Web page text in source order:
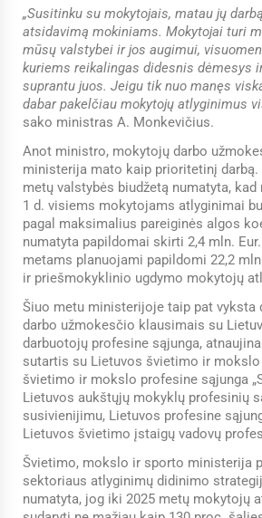
„Susitinku su mokytojais, matau jų
atsidavimą mokiniams. Mokytojai turi
mūsų valstybei ir jos augimui,
kuriems reikalingas didesnis dėmesys
suprantu juos. Jeigu tik nuo manęs
dabar pakelčiau mokytojų atlyginimus
sako ministras A. Monkevičius.
Anot ministro, mokytojų darbo
ministerija mato kaip prioritetinį
metų valstybės biudžetą numatyta,
1 d. visiems mokytojams atlyginimai
pagal maksimalius pareiginės algos
numatyta papildomai skirti 2,4 mln.
metams planuojami papildomi 22,2
ir priešmokyklinio ugdymo mokytojų
Šiuo metu ministerijoje taip pat vyksta
darbo užmokesčio klausimais su
darbuotojų profesine sąjunga,
sutartis su Lietuvos švietimo ir
švietimo ir mokslo profesine sąjunga
Lietuvos aukštųjų mokyklų profesinių
susivienijimu, Lietuvos profesine
Lietuvos švietimo įstaigų vadovų
Švietimo, mokslo ir sporto ministerija
sektoriaus atlyginimų didinimo
numatyta, jog iki 2025 metų mokytojų